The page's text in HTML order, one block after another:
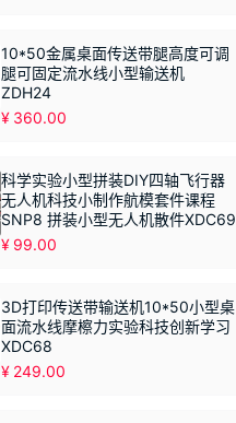
10*50金属桌面传送带腿高度可调
腿可固定流水线小型输送机
ZDH24
¥ 360.00
科学实验小型拼装DIY四轴飞行器
无人机科技小制作航模套件课程
SNP8 拼装小型无人机散件XDC69
¥ 99.00
3D打印传送带输送机10*50小型桌
面流水线摩檫力实验科技创新学习
XDC68
¥ 249.00